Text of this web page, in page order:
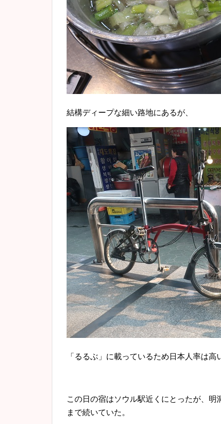
結構ディープな細い路地にあるが、
「るるぶ」に載っているため日本人率は高
この日の宿はソウル駅近くにとったが、
まで続いていた。